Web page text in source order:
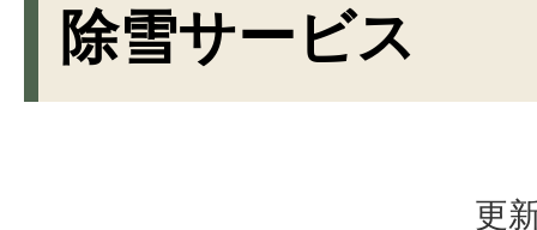
除雪サービス
更